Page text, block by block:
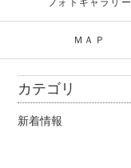
フォトギャラリー
ＭＡＰ
カテゴリ
新着情報